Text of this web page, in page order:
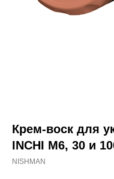
Крем-воск для
INCHI M6, 30 и
NISHMAN